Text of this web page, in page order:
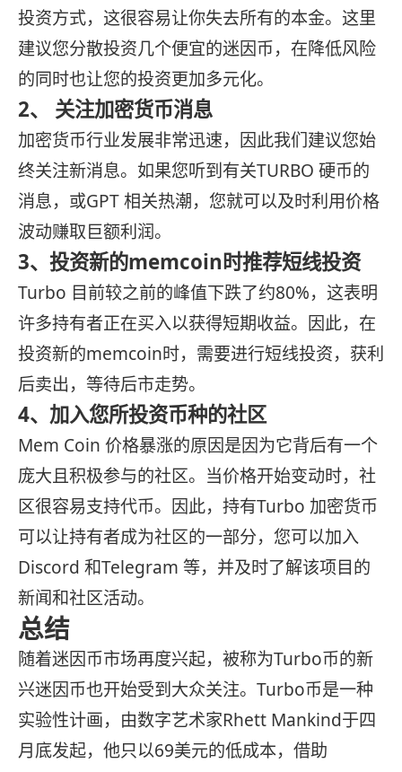
投资方式，这很容易让你失去所有的本金。这里
建议您分散投资几个便宜的迷因币，在降低风险
的同时也让您的投资更加多元化。
2、 关注加密货币消息
加密货币行业发展非常迅速，因此我们建议您始
终关注新消息。如果您听到有关TURBO 硬币的
消息，或GPT 相关热潮，您就可以及时利用价格
波动赚取巨额利润。
3、投资新的memcoin时推荐短线投资
Turbo 目前较之前的峰值下跌了约80%，这表明
许多持有者正在买入以获得短期收益。因此，在
投资新的memcoin时，需要进行短线投资，获利
后卖出，等待后市走势。
4、加入您所投资币种的社区
Mem Coin 价格暴涨的原因是因为它背后有一个
庞大且积极参与的社区。当价格开始变动时，社
区很容易支持代币。因此，持有Turbo 加密货币
可以让持有者成为社区的一部分，您可以加入
Discord 和Telegram 等，并及时了解该项目的
新闻和社区活动。
总结
随着迷因币市场再度兴起，被称为Turbo币的新
兴迷因币也开始受到大众关注。Turbo币是一种
实验性计画，由数字艺术家Rhett Mankind于四
月底发起，他只以69美元的低成本，借助